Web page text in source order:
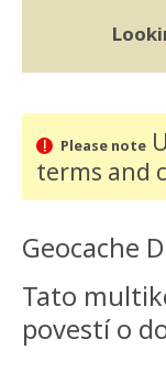
Please note
terms and
Geocache
Tato
povestí o